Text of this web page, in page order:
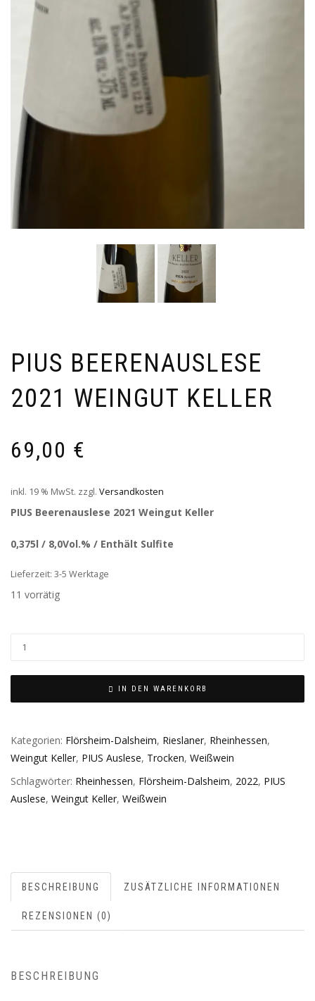
PIUS BEERENAUSLESE
2021 WEINGUT KELLER
69,00 €
inkl. 19 % MwSt. zzgl. Versandkosten
PIUS Beerenauslese 2021 Weingut Keller
0,375l / 8,0Vol.% / Enthält Sulfite
Lieferzeit: 3-5 Werktage
11 vorrätig
IN DEN WARENKORB
Kategorien: Flörsheim-Dalsheim, Rieslaner, Rheinhessen,
Weingut Keller, PIUS Auslese, Trocken, Weißwein
Schlagwörter: Rheinhessen, Flörsheim-Dalsheim, 2022, PIUS
Auslese, Weingut Keller, Weißwein
BESCHREIBUNG ZUSÄTZLICHE INFORMATIONEN
REZENSIONEN (0)
BESCHREIBUNG